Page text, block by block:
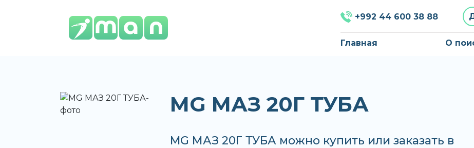
+992 44 600 38 88
Главная О
MG МАЗ 20Г ТУБА
MG МАЗ 20Г ТУБА можно купить или заказать в